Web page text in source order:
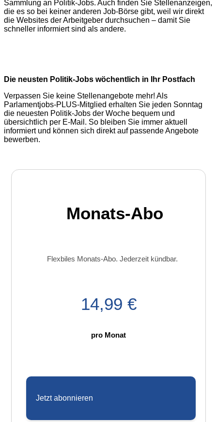
Sammlung an Politik-Jobs. Auch finden Sie Stellenanzeigen,
die es so bei keiner anderen Job-Börse gibt, weil wir direkt
die Websites der Arbeitgeber durchsuchen – damit Sie
schneller informiert sind als andere.
Die neusten Politik-Jobs wöchentlich in Ihr Postfach
Verpassen Sie keine Stellenangebote mehr! Als
Parlamentjobs-PLUS-Mitglied erhalten Sie jeden Sonntag
die neuesten Politik-Jobs der Woche bequem und
übersichtlich per E-Mail. So bleiben Sie immer aktuell
informiert und können sich direkt auf passende Angebote
bewerben.
Monats-Abo
Flexbiles Monats-Abo. Jederzeit kündbar.
14,99 €
pro Monat
Jetzt abonnieren